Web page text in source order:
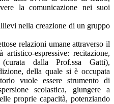
la comunicazione nei suoi
nella creazione di un gruppo
relazioni umane attraverso il
espressive: recitazione,
dalla Prof.ssa Gatti),
della quale si è occupata
vuole essere strumento di
scolastica, giungere a
proprie capacità, potenziando